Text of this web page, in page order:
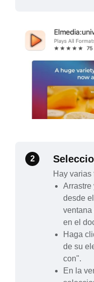
2
Hay varias
Arrastre
desde
ventana
en el
Haga
de su
con".
En la